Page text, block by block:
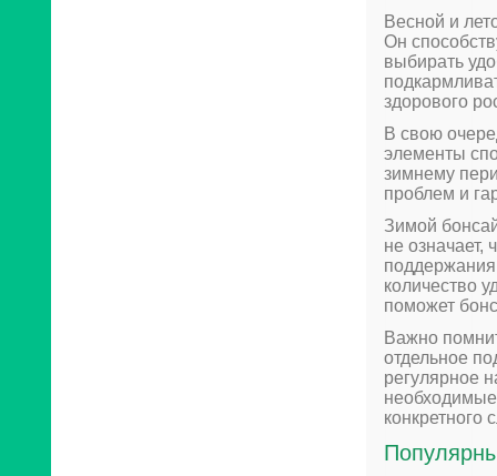
Весной и
Он
выбирать
здорового
В свою
элементы
зимнему
проблем и
Зимой
не означает,
количество
поможет
Важно
отдельное
регулярное
конкретного